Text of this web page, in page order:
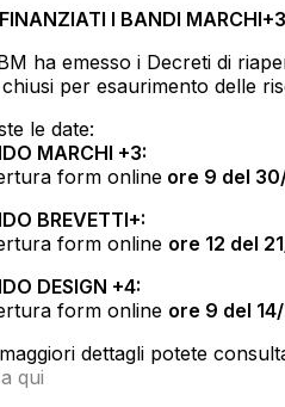
I BANDI
ha emesso i Decreti di
per esaurimento delle
le date:
MARCHI +3:
form online ore 9 del
BREVETTI+:
form online ore 12 del
DESIGN +4:
form online ore 9 del
dettagli potete
qui